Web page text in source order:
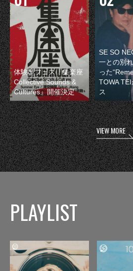
体験型フェス『集楽座
Collective Sounds &
Cultures』開催決定
SE SO
一との別
った
TOWA
ス
VIEW MORE
PLAYLIST